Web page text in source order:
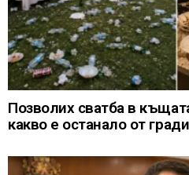
Позволих сватба в
какво е останало от